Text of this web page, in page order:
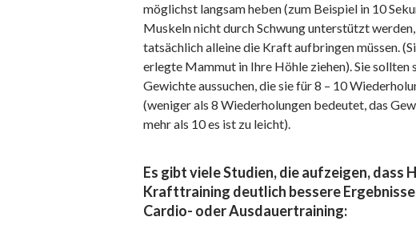
möglichst langsam heben (zum Beispiel in 10
Muskeln nicht durch Schwung unterstützt
tatsächlich alleine die Kraft aufbringen müssen.
erlegte Mammut in Ihre Höhle ziehen). Sie sollten
Gewichte aussuchen, die sie für 8 – 10
(weniger als 8 Wiederholungen bedeutet, das
mehr als 10 es ist zu leicht).
Es gibt viele Studien, die aufzeigen, dass
Krafttraining deutlich bessere
Cardio- oder Ausdauertraining: